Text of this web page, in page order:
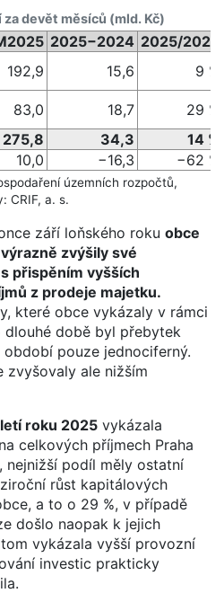
devět měsíců (mld. Kč)
2025−2024 2025/2024
192,9 15,6
9 %
83,0 18,7
29 %
275,8 34,3
14 %
10,0 −16,3 −62 %
územních rozpočtů,
CRIF, a. s.
září loňského roku obce
zvýšily své
přispěním vyšších
z prodeje majetku.
které obce vykázaly v rámci
době byl přebytek
pouze jednociferný.
zvyšovaly ale nižším
roku 2025 vykázala
celkových příjmech Praha
nejnižší podíl měly ostatní
růst kapitálových
a to o 29 %, v případě
došlo naopak k jejich
vykázala vyšší provozní
investic prakticky